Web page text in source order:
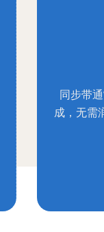
同步带
成，无需